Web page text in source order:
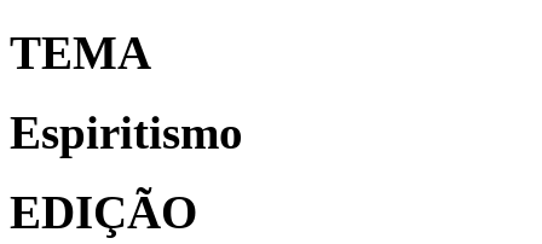
TEMA
Espiritismo
EDIÇÃO